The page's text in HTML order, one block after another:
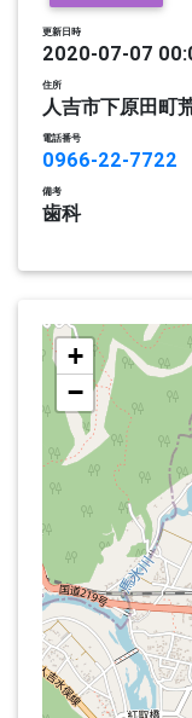
更新日時
2020-07-07
住所
人吉市下原田町
電話番号
0966-22-7722
備考
歯科
+
−